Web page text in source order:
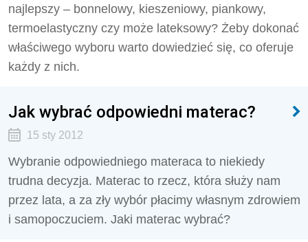
najlepszy – bonnelowy, kieszeniowy, piankowy,
termoelastyczny czy może lateksowy? Żeby dokonać
właściwego wyboru warto dowiedzieć się, co oferuje
każdy z nich.
Jak wybrać odpowiedni materac?
15 sty 2012
Wybranie odpowiedniego materaca to niekiedy
trudna decyzja. Materac to rzecz, która służy nam
przez lata, a za zły wybór płacimy własnym zdrowiem
i samopoczuciem. Jaki materac wybrać?